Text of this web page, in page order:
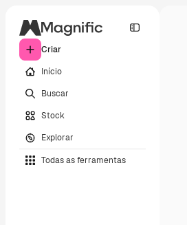
Criar
Início
Buscar
Stock
Explorar
Todas as ferramentas